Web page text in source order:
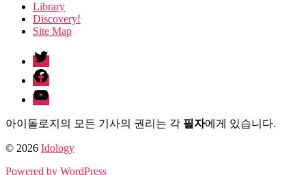
Library
Discovery!
Site Map
twitter
facebook
Youtube
아이돌로지의 모든 기사의 권리는 각 필자에게 있습니다.
© 2026 Idology
Powered by WordPress